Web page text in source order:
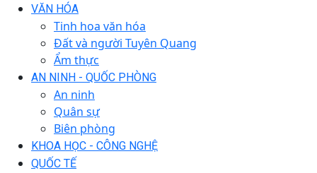
VĂN HÓA
Tinh hoa văn hóa
Đất và người Tuyên Quang
Ẩm thực
AN NINH - QUỐC PHÒNG
An ninh
Quân sự
Biên phòng
KHOA HỌC - CÔNG NGHỆ
QUỐC TẾ